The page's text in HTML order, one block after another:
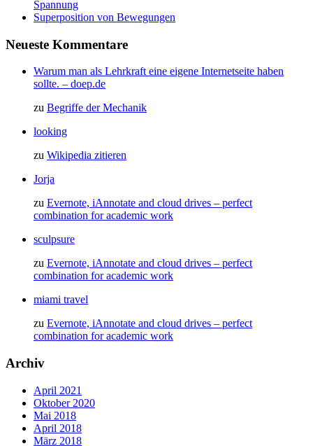
Spannung
Superposition von Bewegungen
Neueste Kommentare
Warum man als Lehrkraft eine eigene Internetseite haben
sollte. – doep.de
zu Begriffe der Mechanik
looking
zu Wikipedia zitieren
Jorja
zu Evernote, iAnnotate and cloud drives – perfect
combination for academic work
sculpsure
zu Evernote, iAnnotate and cloud drives – perfect
combination for academic work
miami travel
zu Evernote, iAnnotate and cloud drives – perfect
combination for academic work
Archiv
April 2021
Oktober 2020
Mai 2018
April 2018
März 2018